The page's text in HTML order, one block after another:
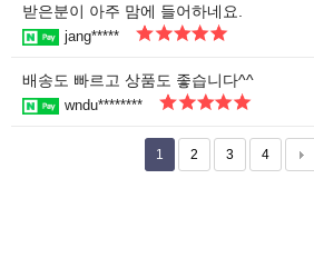
받은분이 아주 맘에 들어하네요.
jang*****
배송도 빠르고 상품도 좋습니다^^
wndu********
1 2 3 4